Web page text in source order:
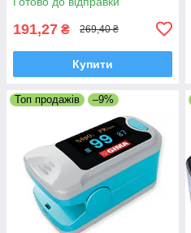
191,27 ₴ 269,40 ₴
Купити
Топ продажів –9%